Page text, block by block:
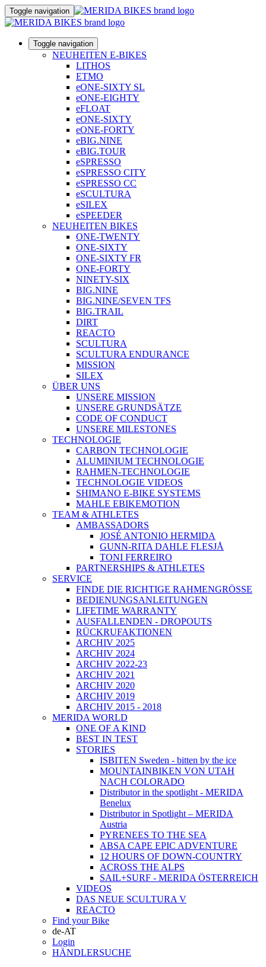
Toggle navigation
Toggle navigation
NEUHEITEN E-BIKES
LITHOS
ETMO
eONE-SIXTY SL
eONE-EIGHTY
eFLOAT
eONE-SIXTY
eONE-FORTY
eBIG.NINE
eBIG.TOUR
eSPRESSO
eSPRESSO CITY
eSPRESSO CC
eSCULTURA
eSILEX
eSPEEDER
NEUHEITEN BIKES
ONE-TWENTY
ONE-SIXTY
ONE-SIXTY FR
ONE-FORTY
NINETY-SIX
BIG.NINE
BIG.NINE/SEVEN TFS
BIG.TRAIL
DIRT
REACTO
SCULTURA
SCULTURA ENDURANCE
MISSION
SILEX
ÜBER UNS
UNSERE MISSION
UNSERE GRUNDSÄTZE
CODE OF CONDUCT
UNSERE MILESTONES
TECHNOLOGIE
CARBON TECHNOLOGIE
ALUMINIUM TECHNOLOGIE
RAHMEN-TECHNOLOGIE
TECHNOLOGIE VIDEOS
SHIMANO E-BIKE SYSTEMS
MAHLE EBIKEMOTION
TEAM & ATHLETES
AMBASSADORS
JOSÉ ANTONIO HERMIDA
GUNN-RITA DAHLE FLESJÅ
TONI FERREIRO
PARTNERSHIPS & ATHLETES
SERVICE
FINDE DIE RICHTIGE RAHMENGRÖSSE
BEDIENUNGSANLEITUNGEN
LIFETIME WARRANTY
AUSFALLENDEN - DROPOUTS
RÜCKRUFAKTIONEN
ARCHIV 2025
ARCHIV 2024
ARCHIV 2022-23
ARCHIV 2021
ARCHIV 2020
ARCHIV 2019
ARCHIV 2015 - 2018
MERIDA WORLD
ONE OF A KIND
BEST IN TEST
STORIES
ISBITEN Sweden - bitten by the ice
MOUNTAINBIKEN VON UTAH
NACH COLORADO
Distributor in the spotlight - MERIDA
Benelux
Distributor in Spotlight – MERIDA
Austria
PYRENEES TO THE SEA
ABSA CAPE EPIC ADVENTURE
12 HOURS OF DOWN-COUNTRY
ACROSS THE ALPS
SAIL+SURF - MERIDA ÖSTERREICH
VIDEOS
DAS NEUE SCULTURA V
REACTO
Find your Bike
de-AT
Login
HÄNDLERSUCHE